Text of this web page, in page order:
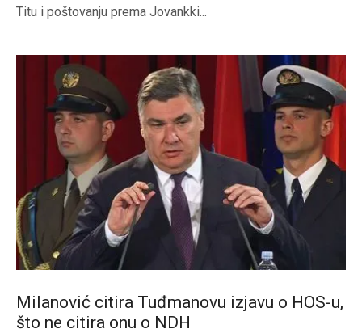
Titu i poštovanju prema Jovankki...
Milanović citira Tuđmanovu izjavu o HOS-u,
što ne citira onu o NDH